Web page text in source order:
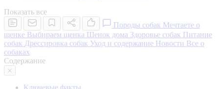
Показать все
Породы собак Мечтаете о
щенке Выбираем щенка Щенок дома Здоровье собак Питание
собак Дрессировка собак Уход и содержание Новости Все о
собаках
Содержание
Ключевые факты